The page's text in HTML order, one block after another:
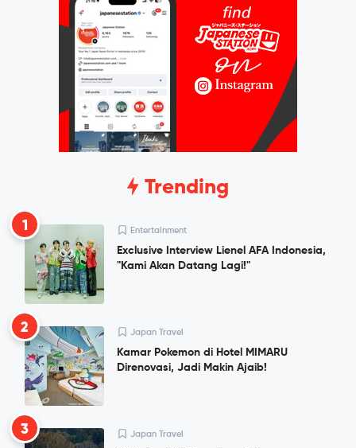
Trending
1 Entertainment
Exclusive Interview Lienel AFA Indonesia,
"Kami Akan Datang Lagi!"
2 Japan Travel
Kamar Pokemon di Hotel MIMARU
Direnovasi, Jadi Makin Ajaib!
3 Japan Travel